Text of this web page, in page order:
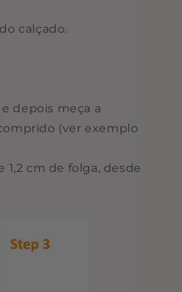
calçado.
depois meça a
(ver exemplo
1,2 cm de folga, desde